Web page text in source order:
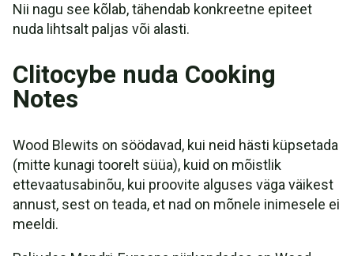
Nii nagu see kõlab, tähendab konkreetne epiteet
nuda lihtsalt paljas või alasti.
Clitocybe nuda Cooking
Notes
Wood Blewits on söödavad, kui neid hästi küpsetada
(mitte kunagi toorelt süüa), kuid on mõistlik
ettevaatusabinõu, kui proovite alguses väga väikest
annust, sest on teada, et nad on mõnele inimesele ei
meeldi.